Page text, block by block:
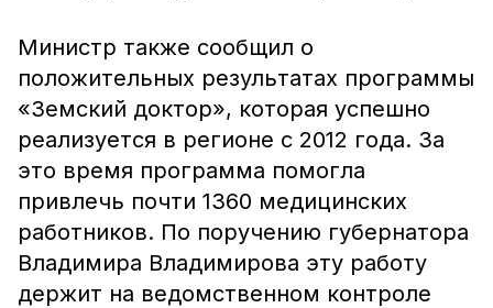
Министр также сообщил о
положительных результатах программы
«Земский доктор», которая успешно
реализуется в регионе с 2012 года. За
это время программа помогла
привлечь почти 1360 медицинских
работников. По поручению губернатора
Владимира Владимирова эту работу
держит на ведомственном контроле